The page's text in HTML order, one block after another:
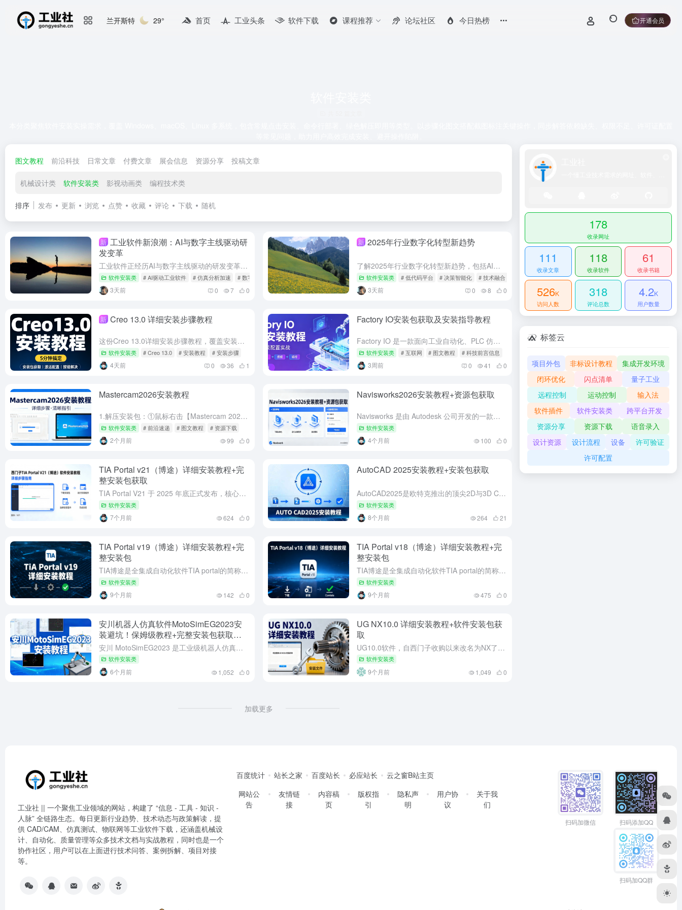
兰开斯特 29° 首页 工业头条 软件下载 课程推荐 论坛社区 今日热榜 开通会员
图文教程 前沿科技 日常文章 付费文章 展会信息 资源分享 投稿文章
机械设计类 软件安装类 影视动画类 编程技术类
排序 发布 更新 浏览 点赞 收藏 评论 下载 随机
新 工业软件新浪潮：AI与数字主线驱动研
发变革
工业软件正经历AI与数字主线驱动的研发变革，从生成式设计、仿真加速到知识复用，打通需求、设计、仿真、制造、运维全链路数据，实现自适应需求管理和持续验证，帮助企业构建数据无缝流动的智能研发体系。
软件安装类 # AI驱动工业软件 # 仿真分析加速 # 数字主线
3天前 0 7 0
新 2025年行业数字化转型新趋势
了解2025年行业数字化转型新趋势，包括AI与物联网协同、云边端一体化、数字孪生普及等核心驱动力，以及低代码平台、生态协同如何加速落地。
软件安装类 # 低代码平台 # 决策智能化 # 技术融合
3天前 0 8 0
新 Creo 13.0 详细安装步骤教程
这份Creo 13.0详细安装步骤教程，覆盖安装前准备、许可文件配置、主程序安装、激活验证全流程，还整理了许可证无效、安装程序无法启动、启动闪退等常见问题解决方法，新手也能顺利完成安装。
软件安装类 # Creo 13.0 # 安装教程 # 安装步骤
4天前 0 36 1
Factory IO安装包获取及安装指导教程
Factory IO 是一款面向工业自动化、PLC 仿真、产线虚拟调试的 3D 虚拟工厂仿真软件，主打真实工业产线三维建模与 PLC 联合仿真，广泛用于工控教学、工程师实训、设备虚拟预调试，是机电、自...
软件安装类 # 互联网 # 图文教程 # 科技前言信息
3周前 0 41 0
Mastercam2026安装教程
1.解压安装包：①鼠标右击【Mastercam 2026正式版(64bit)】压缩包②选择电脑上安装的解压软件（如：360压缩）③点击【解压到 Mastercam 2026正式版(64bit)】。 2...
软件安装类 # 前沿速递 # 图文教程 # 资源下载
2个月前 99 0
Navisworks2026安装教程+资源包获取
Navisworks 是由 Autodesk 公司开发的一款建筑工程管理软件套装，主要用于分析、仿真和项目信息交流，在建筑信息模型（BIM）工作流中处于核心地位，以下是软件管家对其相关介绍： 功能特点...
软件安装类
4个月前 100 0
TIA Portal v21（博途）详细安装教程+完
整安装包获取
TIA Portal V21 于 2025 年底正式发布，核心聚焦工程效率提升与工厂可用性增强两大方向，同时引入 AI 赋能、全新硬件与安全升级。
软件安装类
7个月前 624 0
AutoCAD 2025安装教程+安装包获取
AutoCAD2025是欧特克推出的顶尖2D与3D CAD设计文档软件，适配建筑、工程等多领域设计需求。该版本首次融入机器学习技术，能自动识别图纸重复元素并建议转为块，搭配智能块功能，可实现对象自动放...
软件安装类
8个月前 264 21
TIA Portal v19（博途）详细安装教程+完
整安装包
TIA博途是全集成自动化软件TIA portal的简称，是西门子工业自动化集团发布的一款全新的全集成自动化软件。它是业内首个采用统一的工程组态和软件项目环境的自动化软件，几乎适用于所有自动化任务。借助...
软件安装类
9个月前 142 0
TIA Portal v18（博途）详细安装教程+完
整安装包
TIA博途是全集成自动化软件TIA portal的简称，是西门子工业自动化集团发布的一款全新的全集成自动化软件。它是业内首个采用统一的工程组态和软件项目环境的自动化软件，几乎适用于所有自动化任务。借助...
软件安装类
9个月前 475 0
安川机器人仿真软件MotoSimEG2023安
装避坑！保姆级教程+完整安装包获取｜
自动化人速存
安川 MotoSimEG2023 是工业级机器人仿真利器，以数字孪生技术构建高保真虚拟环境，支持工作站快速搭建、离线编程与碰撞检测。内置丰富模型库，适配码垛、搬运等多场景，2023SP1 版本强化工件...
软件安装类
6个月前 1,052 0
UG NX10.0 详细安装教程+软件安装包获
取
UG10.0软件，自西门子收购以来改名为NX了，不过很多老用户还是习惯这个名字，它是一款国际知名的功能全面、专业的模具三维设计软件。本次小编为你带来的10.0版本，NX10.0新增了航空设计选项、创意...
软件安装类
9个月前 1,049 0
加载更多
178
收录网址
111
收录文章
118
收录软件
61
收录书籍
526K
访问人数
318
评论总数
4.2K
用户数量
标签云
项目外包 非标设计教程
集成开发环境
闭环优化
闪点清单
量子工业
远程控制
运动控制
输入法
软件插件
软件安装类
跨平台开发
资源分享
资源下载
语音录入
设计资源
设计流程 设备
许可验证
许可配置
工业社 || 一个聚焦工业领域的网站，构建了 “信息 - 工具 - 知识 -
人脉” 全链路生态。每日更新行业趋势、技术动态与政策解读，提
供 CAD/CAM、仿真测试、物联网等工业软件下载，还涵盖机械设
计、自动化、质量管理等众多技术文档与实战教程，同时也是一个
协作社区，用户可以在上面进行技术问答、案例拆解、项目对接
等。
百度统计 站长之家 百度站长 必应站长
云之窗B站主页
网站公
告
友情链
接
内容稿
页
版权指
引
隐私声
明
用户协
议
关于我
们
扫码加微信 扫码添加QQ
扫码加QQ群